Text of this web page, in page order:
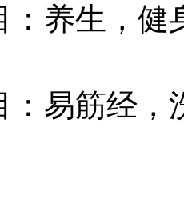
生，健
筋经，